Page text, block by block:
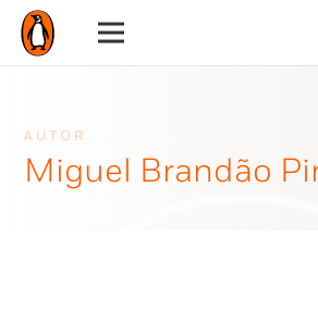
AUTOR
Miguel Brandão